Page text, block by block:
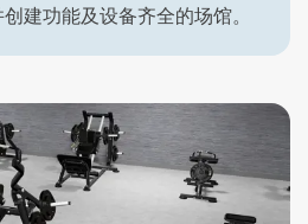
建功能及设备齐全的场馆。